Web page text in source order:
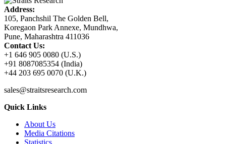
Address:
105, Panchshil The Golden Bell,
Koregaon Park Annexe, Mundhwa,
Pune, Maharashtra 411036
Contact Us:
+1 646 905 0080 (U.S.)
+91 8087085354 (India)
+44 203 695 0070 (U.K.)
sales@straitsresearch.com
Quick Links
About Us
Media Citations
Statistics